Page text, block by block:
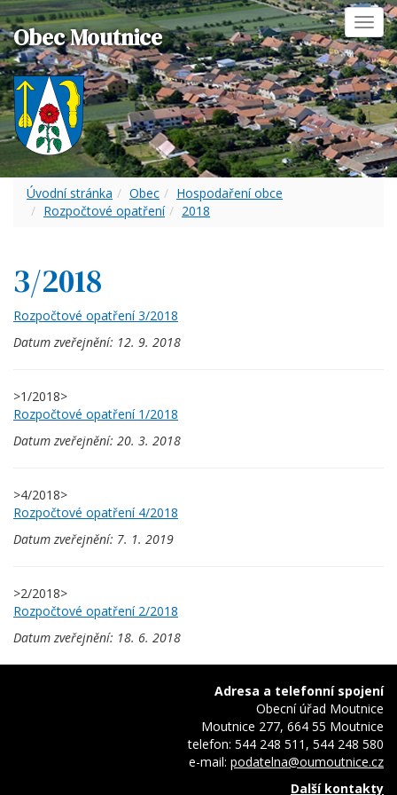
Obec Moutnice
Úvodní stránka Obec
Hospodaření obce
Rozpočtové opatření
2018
3/2018
Rozpočtové opatření 3/2018
Datum zveřejnění: 12. 9. 2018
>1/2018>
Rozpočtové opatření 1/2018
Datum zveřejnění: 20. 3. 2018
>4/2018>
Rozpočtové opatření 4/2018
Datum zveřejnění: 7. 1. 2019
>2/2018>
Rozpočtové opatření 2/2018
Datum zveřejnění: 18. 6. 2018
Adresa a telefonní spojení
Obecní úřad Moutnice
Moutnice 277, 664 55 Moutnice
telefon: 544 248 511, 544 248 580
e-mail: podatelna@oumoutnice.cz
Další kontakty